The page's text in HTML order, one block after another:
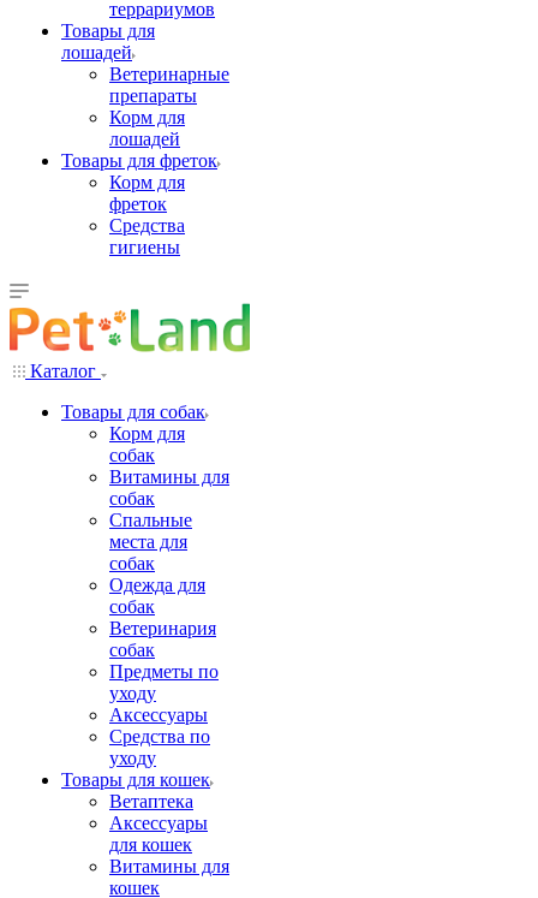
террариумов
Товары для
лошадей
Ветеринарные
препараты
Корм для
лошадей
Товары для фреток
Корм для
фреток
Средства
гигиены
Каталог
Товары для собак
Корм для
собак
Витамины для
собак
Спальные
места для
собак
Одежда для
собак
Ветеринария
собак
Предметы по
уходу
Аксессуары
Средства по
уходу
Товары для кошек
Ветаптека
Аксессуары
для кошек
Витамины для
кошек